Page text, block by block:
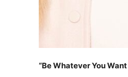
“Be Whatever You Want